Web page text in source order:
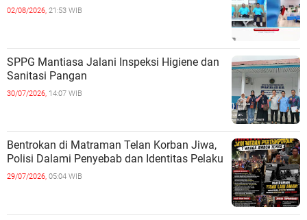
02/08/2026, 21:53 WIB
SPPG Mantiasa Jalani Inspeksi Higiene dan
Sanitasi Pangan
30/07/2026, 14:07 WIB
Bentrokan di Matraman Telan Korban Jiwa,
Polisi Dalami Penyebab dan Identitas Pelaku
29/07/2026, 05:04 WIB